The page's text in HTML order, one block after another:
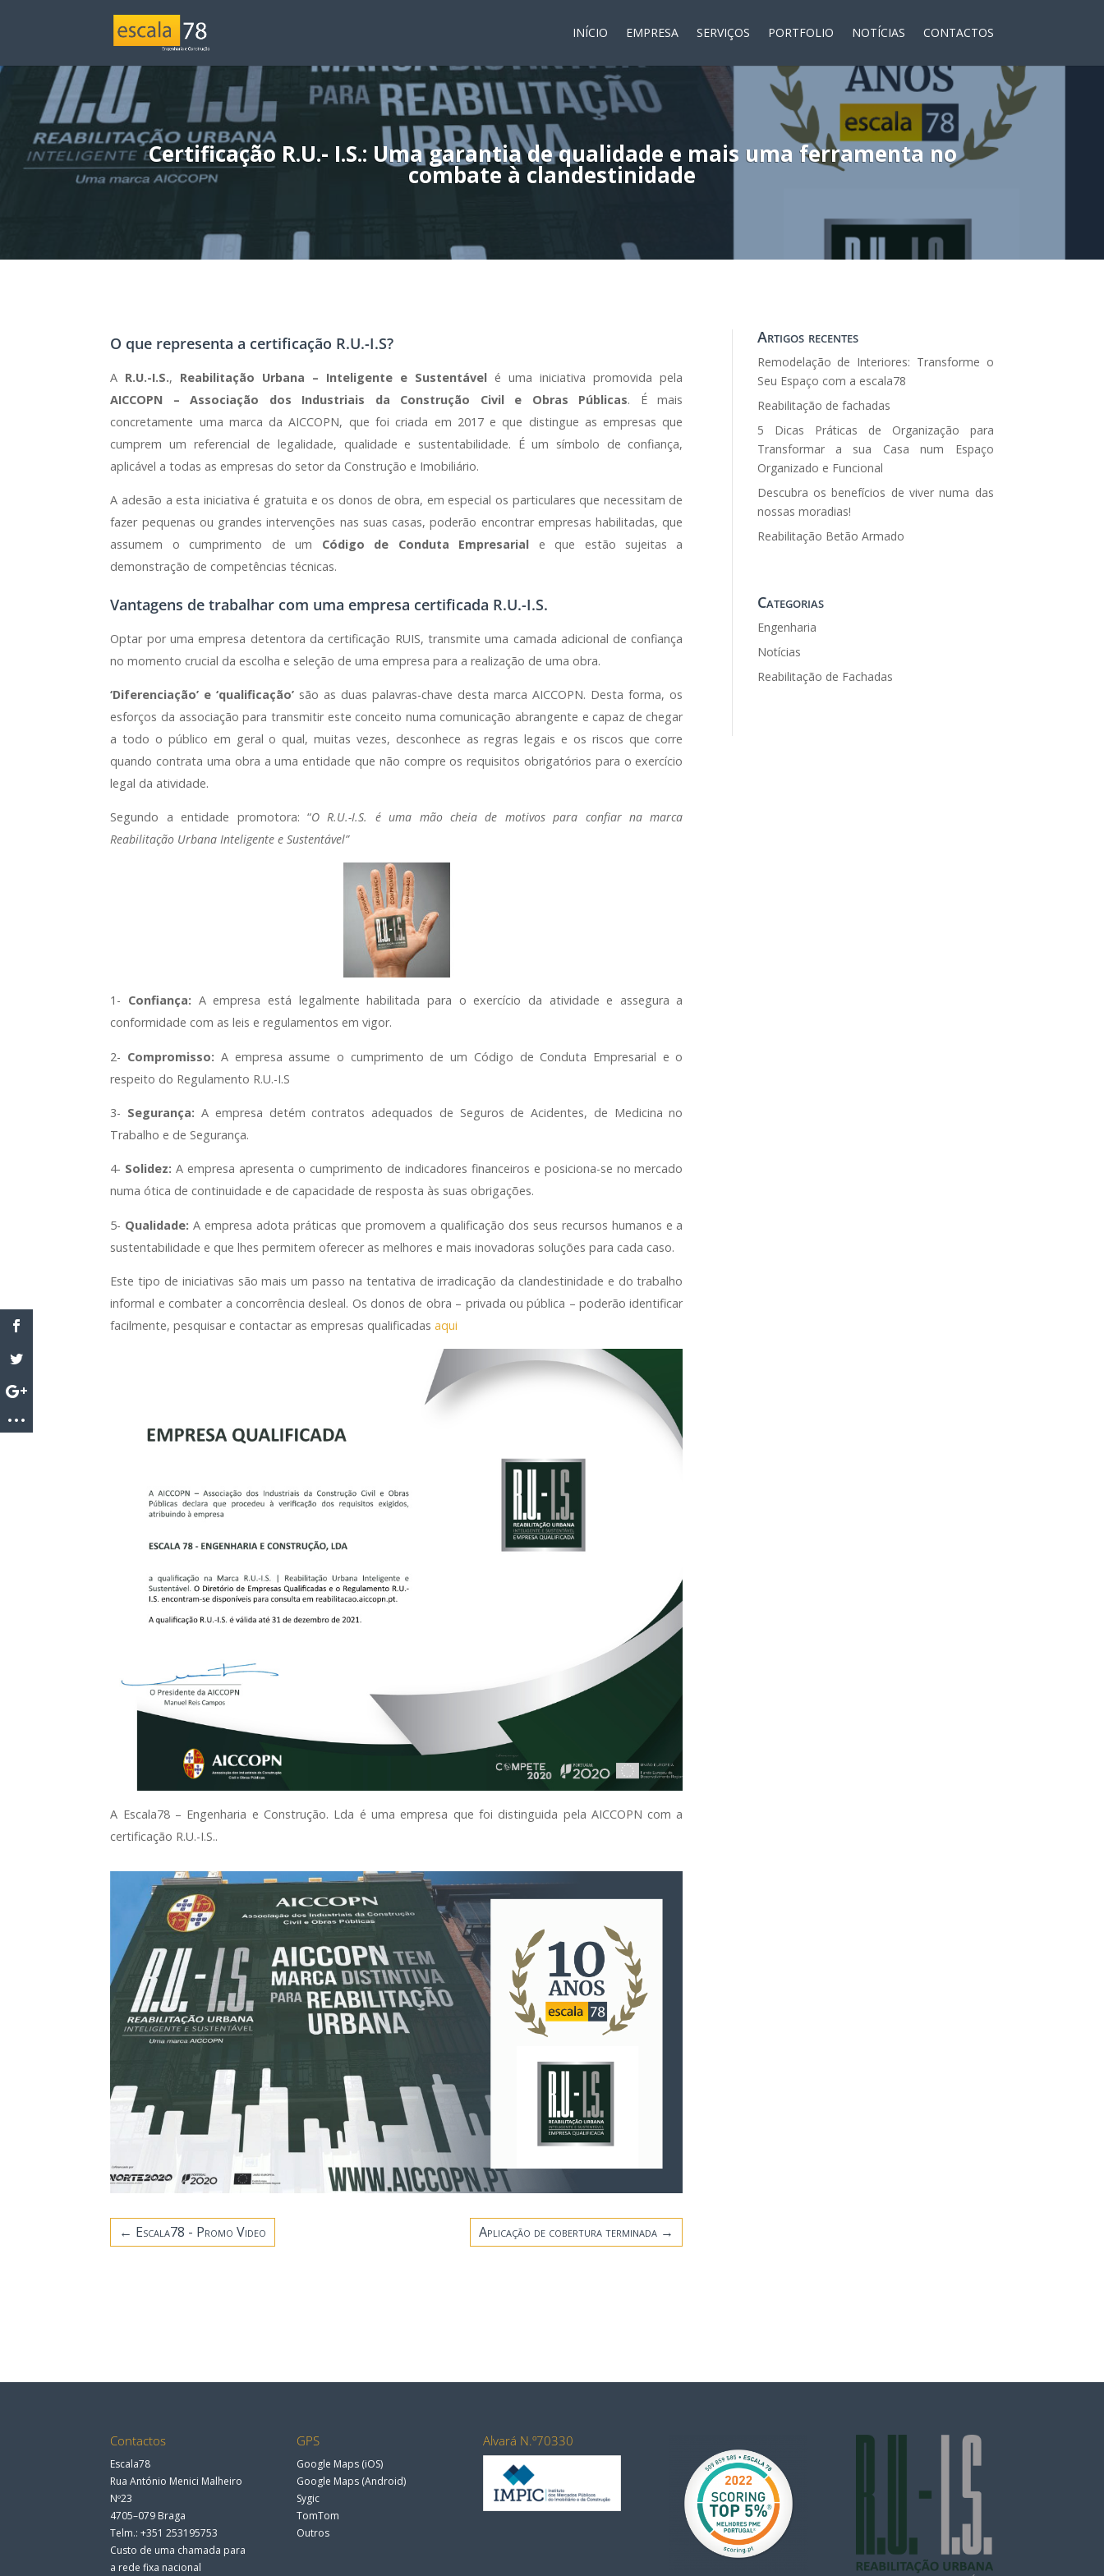
INÍCIO EMPRESA SERVIÇOS PORTFOLIO NOTÍCIAS CONTACTOS
Certificação R.U.- I.S.: Uma garantia de qualidade e mais uma ferramenta no
combate à clandestinidade
O que representa a certificação R.U.-I.S?
A R.U.-I.S., Reabilitação Urbana – Inteligente e Sustentável é uma iniciativa promovida pela
AICCOPN – Associação dos Industriais da Construção Civil e Obras Públicas. É mais
concretamente uma marca da AICCOPN, que foi criada em 2017 e que distingue as empresas que
cumprem um referencial de legalidade, qualidade e sustentabilidade. É um símbolo de confiança,
aplicável a todas as empresas do setor da Construção e Imobiliário.
A adesão a esta iniciativa é gratuita e os donos de obra, em especial os particulares que necessitam de
fazer pequenas ou grandes intervenções nas suas casas, poderão encontrar empresas habilitadas, que
assumem o cumprimento de um Código de Conduta Empresarial e que estão sujeitas a
demonstração de competências técnicas.
Vantagens de trabalhar com uma empresa certificada R.U.-I.S.
Optar por uma empresa detentora da certificação RUIS, transmite uma camada adicional de confiança
no momento crucial da escolha e seleção de uma empresa para a realização de uma obra.
‘Diferenciação’ e ‘qualificação’ são as duas palavras-chave desta marca AICCOPN. Desta forma, os
esforços da associação para transmitir este conceito numa comunicação abrangente e capaz de chegar
a todo o público em geral o qual, muitas vezes, desconhece as regras legais e os riscos que corre
quando contrata uma obra a uma entidade que não compre os requisitos obrigatórios para o exercício
legal da atividade.
Segundo a entidade promotora: “O R.U.-I.S. é uma mão cheia de motivos para confiar na marca
Reabilitação Urbana Inteligente e Sustentável”
1- Confiança: A empresa está legalmente habilitada para o exercício da atividade e assegura a
conformidade com as leis e regulamentos em vigor.
2- Compromisso: A empresa assume o cumprimento de um Código de Conduta Empresarial e o
respeito do Regulamento R.U.-I.S
3- Segurança: A empresa detém contratos adequados de Seguros de Acidentes, de Medicina no
Trabalho e de Segurança.
4- Solidez: A empresa apresenta o cumprimento de indicadores financeiros e posiciona-se no mercado
numa ótica de continuidade e de capacidade de resposta às suas obrigações.
5- Qualidade: A empresa adota práticas que promovem a qualificação dos seus recursos humanos e a
sustentabilidade e que lhes permitem oferecer as melhores e mais inovadoras soluções para cada caso.
Este tipo de iniciativas são mais um passo na tentativa de irradicação da clandestinidade e do trabalho
informal e combater a concorrência desleal. Os donos de obra – privada ou pública – poderão identificar
facilmente, pesquisar e contactar as empresas qualificadasaqui
A Escala78 – Engenharia e Construção. Lda é uma empresa que foi distinguida pela AICCOPN com a
certificação R.U.-I.S..
← Escala78 - Promo Video Aplicação de cobertura terminada →
Artigos recentes
Remodelação de Interiores: Transforme o
Seu Espaço com a escala78
Reabilitação de fachadas
5 Dicas Práticas de Organização para
Transformar a sua Casa num Espaço
Organizado e Funcional
Descubra os benefícios de viver numa das
nossas moradias!
Reabilitação Betão Armado
Categorias
Engenharia
Notícias
Reabilitação de Fachadas
Contactos
Escala78
Rua António Menici Malheiro
Nº23
4705–079 Braga
Telm.: +351 253195753
Custo de uma chamada para
a rede fixa nacional
GPS
Google Maps (iOS)
Google Maps (Android)
Sygic
TomTom
Outros
Alvará N.º70330